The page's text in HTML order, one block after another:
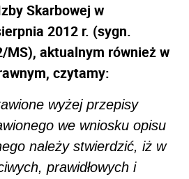
Skarbowej w
2012 r. (sygn.
aktualnym również w
czytamy:
wyżej przepisy
we wniosku opisu
należy stwierdzić, iż w
prawidłowych i